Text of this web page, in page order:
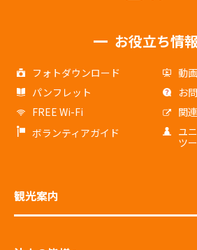
お役立ち情報
フォトダウンロード
動
パンフレット
お
FREE Wi-Fi
関
ボランティアガイド
ユ
ツ
観光案内